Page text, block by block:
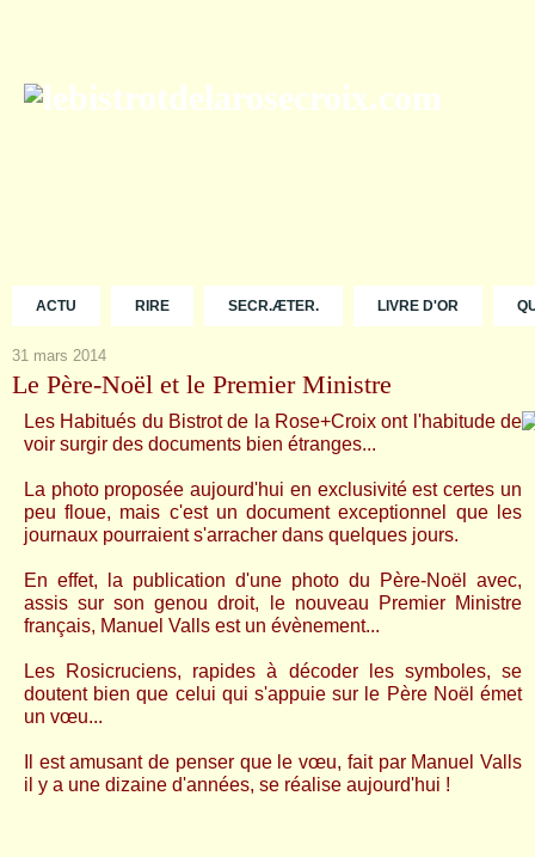
ACTU RIRE SECR.ÆTER. LIVRE D'OR
31 mars 2014
Le Père-Noël et le Premier Ministre
Les Habitués du Bistrot de la Rose+Croix ont l'habitude de
voir surgir des documents bien étranges...
La photo proposée aujourd'hui en exclusivité est certes un
peu floue, mais c'est un document exceptionnel que les
journaux pourraient s'arracher dans quelques jours.
En effet, la publication d'une photo du Père-Noël avec,
assis sur son genou droit, le nouveau Premier Ministre
français, Manuel Valls est un évènement...
Les Rosicruciens, rapides à décoder les symboles, se
doutent bien que celui qui s'appuie sur le Père Noël émet
un vœu...
Il est amusant de penser que le vœu, fait par Manuel Valls
il y a une dizaine d'années, se réalise aujourd'hui !